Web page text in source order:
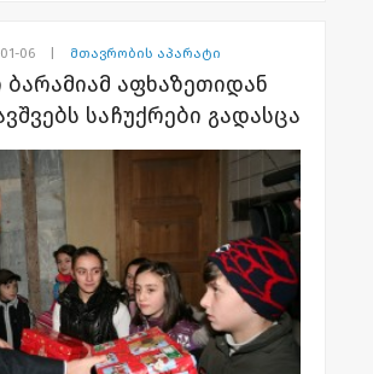
წელი მიულოცა.
ობიექტზე
იძულებით
41 ოჯახი ცხოვრობს.
საჩუქრები, რომლებიც დევნილ
დაურიგდათ, აფხაზეთის
საქველმოქმედო ფონდმა „
საქართველოში"
უკვე საქართველოს სხვადასხვა
მცხოვრებმა სამი ათასამდე
06| მთავრობის აპარატი
ბარამიამ აფხაზეთიდან
საჩუქრები გადასცა